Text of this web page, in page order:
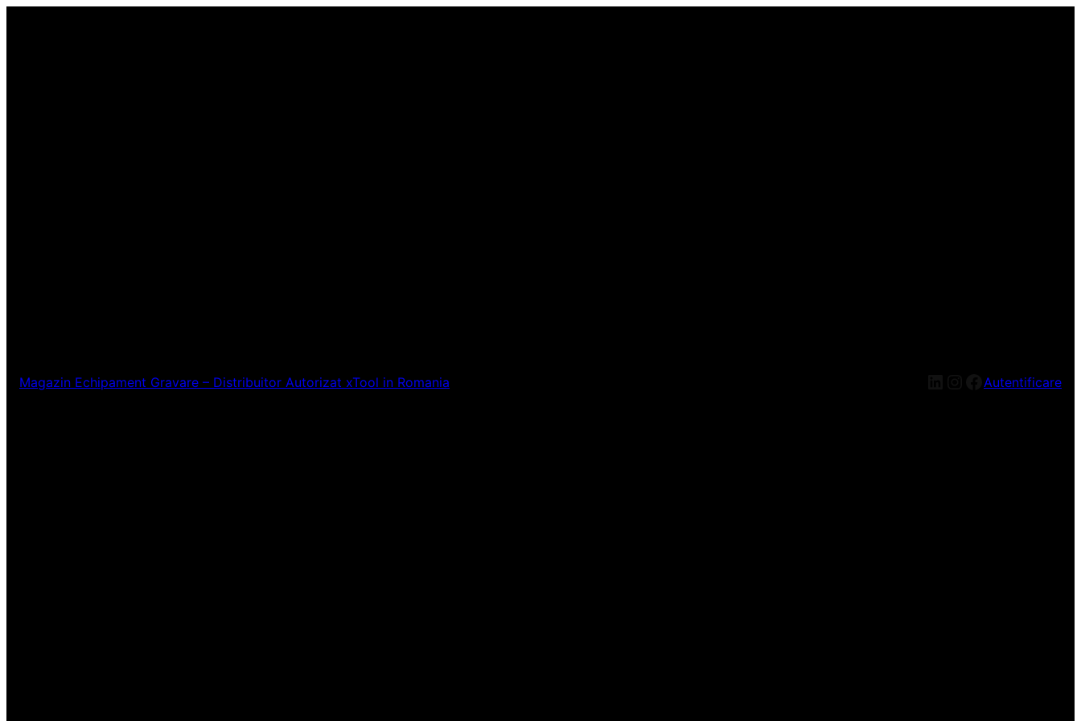
Magazin Echipament Gravare – Distribuitor Autorizat xTool in Romania LinkedIn
Instagram
Facebook
Autentificare